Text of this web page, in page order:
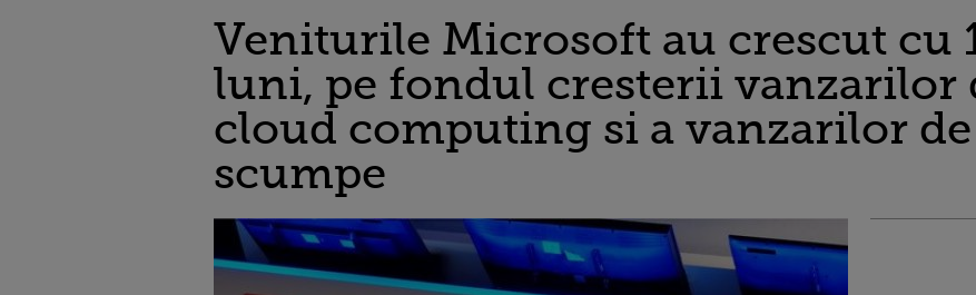
Veniturile Microsoft au crescut cu
luni, pe fondul cresterii vanzarilor
cloud computing si a vanzarilor
scumpe